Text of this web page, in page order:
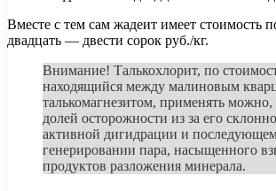
Вместе с тем сам жадеит имеет стоимость
двадцать — двести сорок руб./кг.
Внимание! Талькохлорит, по
находящийся между малиновым
талькомагнезитом, применять можно,
долей осторожности из за его
активной дигидрации и
генерировании пара, насыщенного
продуктов разложения минерала.